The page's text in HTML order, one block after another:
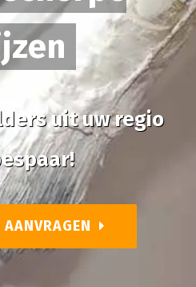
uit uw regio
AANVRAGEN